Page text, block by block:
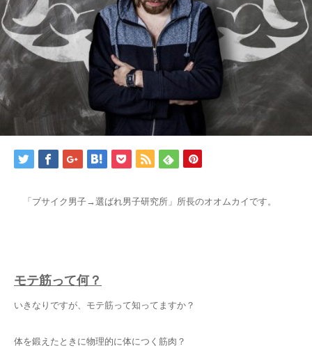
「ブサイク男子→選ばれ男子研究所」所長のオオムカイです。
モテ筋って何？
いきなりですが、モテ筋って知ってますか？
体を鍛えたときに物理的に体につく筋肉？